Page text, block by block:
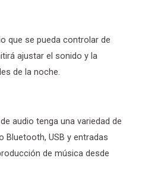
que se pueda controlar de
ajustar el sonido y la
de la noche.
audio tenga una variedad de
Bluetooth, USB y entradas
de música desde